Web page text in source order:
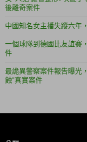
後離奇案件
中國知名女主播失蹤六年
一個球隊到德國比友誼賽
件
最詭異警察案件報告曝光
蝕”真實案件